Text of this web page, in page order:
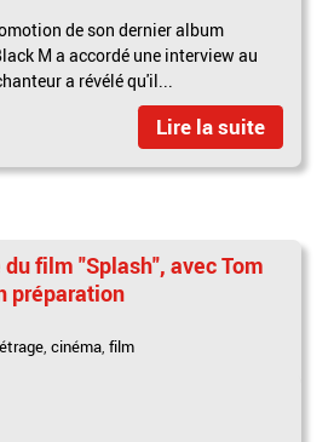
de son dernier album
M a accordé une interview au
a révélé qu'il...
Lire la suite
film "Splash", avec Tom
préparation
,cinéma ,film